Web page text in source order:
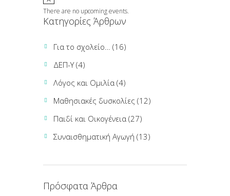
There are no upcoming events.
Κατηγορίες Άρθρων
Για το σχολείο… (16)
ΔΕΠ-Υ(4)
Λόγος και Ομιλία (4)
Μαθησιακές δυσκολίες (12)
Παιδί και Οικογένεια (27)
Συναισθηματική Αγωγή (13)
Πρόσφατα Άρθρα